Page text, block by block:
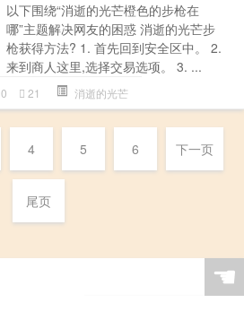
以下围绕“消逝的光芒橙色的步枪在
哪”主题解决网友的困惑 消逝的光芒步
枪获得方法? 1. 首先回到安全区中。 2.
来到商人这里,选择交易选项。 3. ...
0 21 消逝的光芒
4 5 6 下一页
尾页
☚